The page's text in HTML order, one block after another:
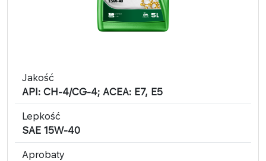
Jakość
API: CH-4/CG-4; ACEA: E7, E5
Lepkość
SAE 15W-40
Aprobaty